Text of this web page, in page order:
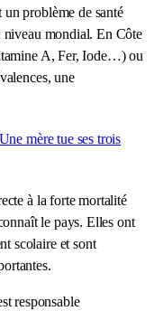
problème de santé
niveau mondial. En Côte
A, Fer, Iode…) ou
une
mère tue ses trois
à la forte mortalité
le pays. Elles ont
scolaire et sont
responsable